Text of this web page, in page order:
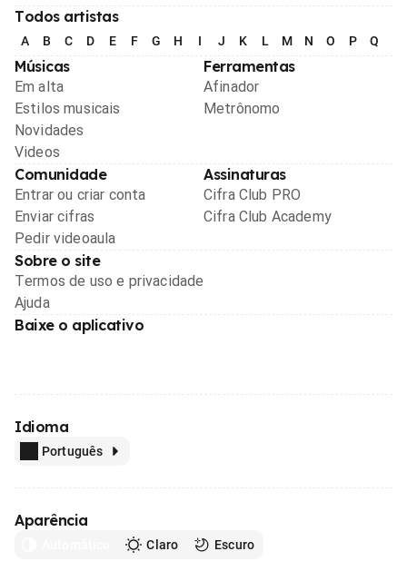
Todos artistas
A B C D E F G H I J K L M N O P Q
Músicas
Em alta
Estilos musicais
Novidades
Videos
Ferramentas
Afinador
Metrônomo
Comunidade
Entrar ou criar conta
Enviar cifras
Pedir videoaula
Assinaturas
Cifra Club PRO
Cifra Club Academy
Sobre o site
Termos de uso e privacidade
Ajuda
Baixe o aplicativo
Idioma
Português
Aparência
Claro Escuro